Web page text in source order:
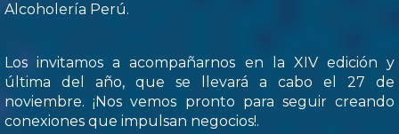
Alcoholería Perú.
Los invitamos a acompañarnos en la XIV edición y
última del año, que se llevará a cabo el 27 de
noviembre. ¡Nos vemos pronto para seguir creando
conexiones que impulsan negocios!.